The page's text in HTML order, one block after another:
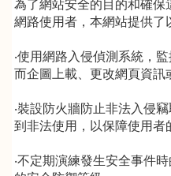
為了網站安全的目的和確保
網路使用者，本網站提供了
‧使用網路入侵偵測系統，
而企圖上載、更改網頁資訊
‧裝設防火牆防止非法入侵
到非法使用，以保障使用者
‧不定期演練發生安全事件